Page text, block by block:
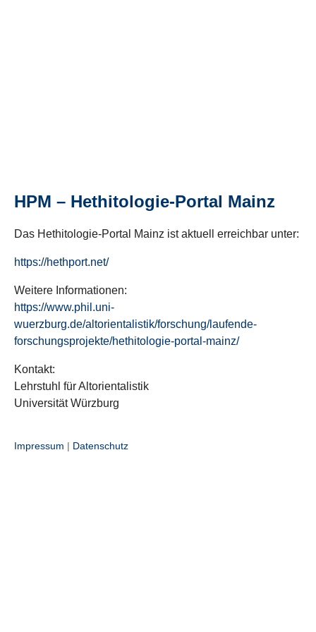
HPM – Hethitologie-Portal Mainz
Das Hethitologie-Portal Mainz ist aktuell erreichbar unter:
https://hethport.net/
Weitere Informationen:
https://www.phil.uni-
wuerzburg.de/altorientalistik/forschung/laufende-
forschungsprojekte/hethitologie-portal-mainz/
Kontakt:
Lehrstuhl für Altorientalistik
Universität Würzburg
Impressum | Datenschutz